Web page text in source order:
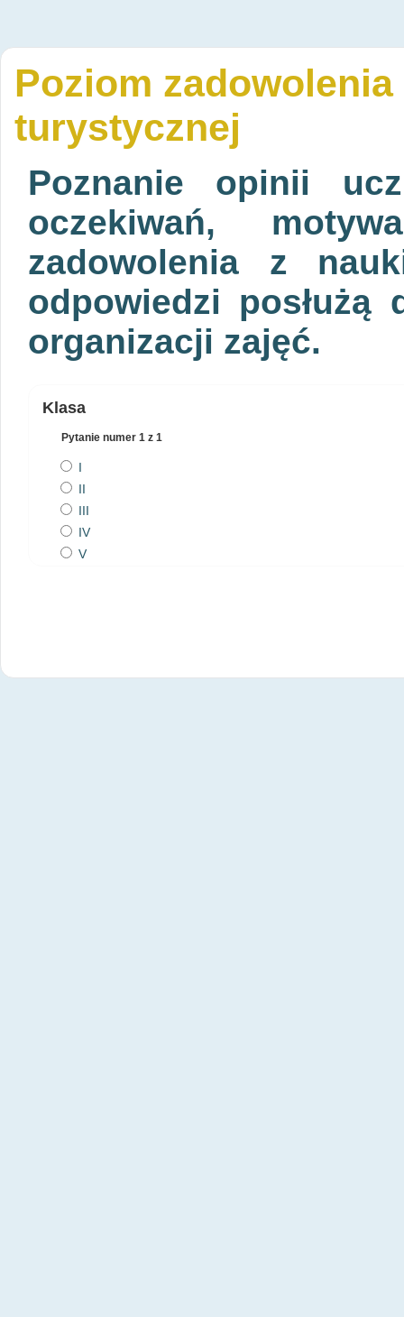
Poziom
turystycznej
Poznanie opinii
oczekiwań,
zadowolenia z
odpowiedzi
organizacji zajęć.
Klasa
Pytanie numer 1 z 1
I
II
III
IV
V